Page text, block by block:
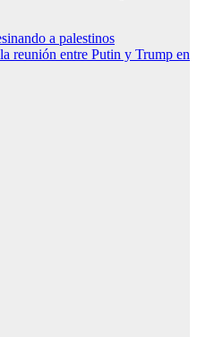
a palestinos
reunión entre Putin y Trump en